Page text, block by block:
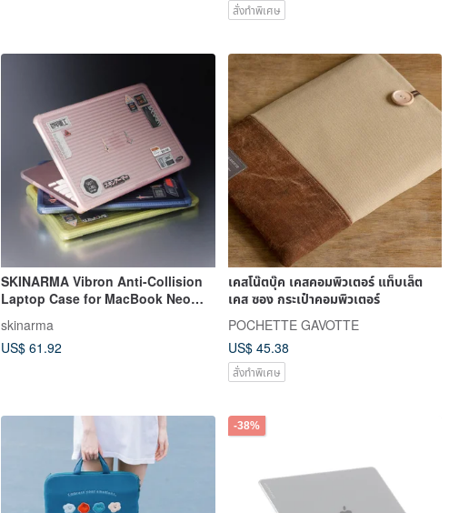
สั่งทำพิเศษ
SKINARMA Vibron Anti-Collision
Laptop Case for MacBook Neo
(A18 Pro | 2026)
skinarma
US$ 61.92
เคสโน๊ตบุ๊ค เคสคอมพิวเตอร์ แท็บเล็ต
เคส ซอง กระเป๋าคอมพิวเตอร์
POCHETTE GAVOTTE
US$ 45.38
สั่งทำพิเศษ
-38%